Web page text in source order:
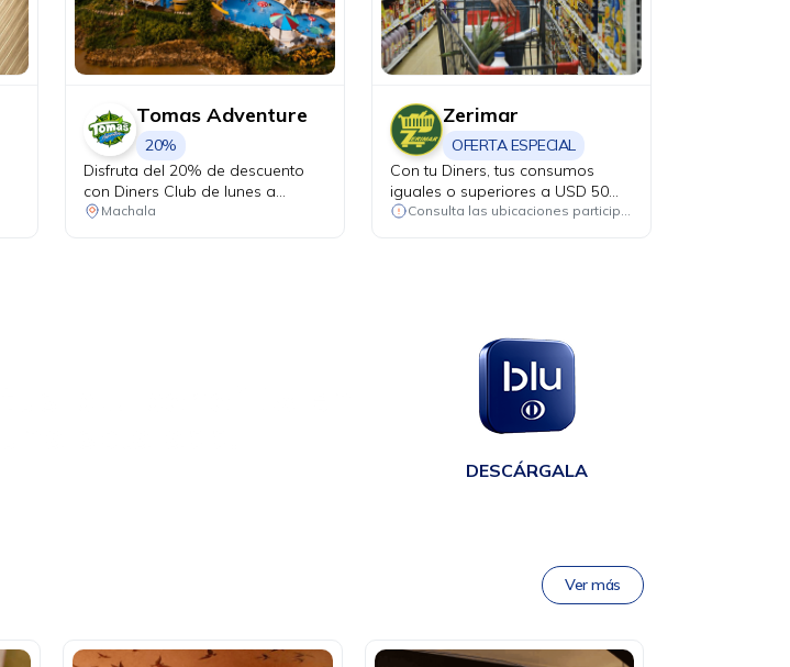
Tomas Adventure
20%
Disfruta del 20% de descuento
con Diners Club de lunes a
viernes.
Machala
Zerimar
OFERTA ESPECIAL
Con tu Diners, tus consumos
iguales o superiores a USD 50
participan en el sorteo de un
Consulta las ubicaciones participantes
DESCÁRGALA
Ver más